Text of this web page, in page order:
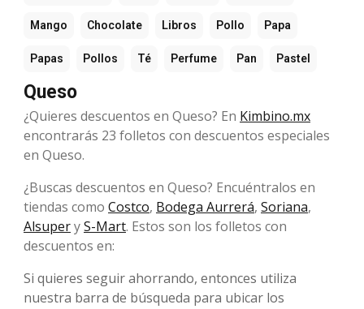
Mango Chocolate Libros Pollo Papa
Papas Pollos Té Perfume Pan Pastel
Queso
¿Quieres descuentos en Queso? En Kimbino.mx
encontrarás 23 folletos con descuentos especiales
en Queso.
¿Buscas descuentos en Queso? Encuéntralos en
tiendas como Costco, Bodega Aurrerá, Soriana,
AlsuperyS-Mart. Estos son los folletos con
descuentos en:
Si quieres seguir ahorrando, entonces utiliza
nuestra barra de búsqueda para ubicar los